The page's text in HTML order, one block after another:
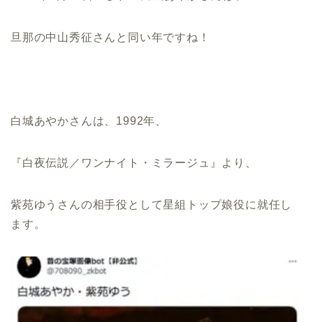
旦那の中山秀征さんと同い年ですね！
白城あやかさんは、1992年、
『白夜伝説／ワンナイト・ミラージュ』より、
紫苑ゆうさんの相手役として星組トップ娘役に就任し
ます。